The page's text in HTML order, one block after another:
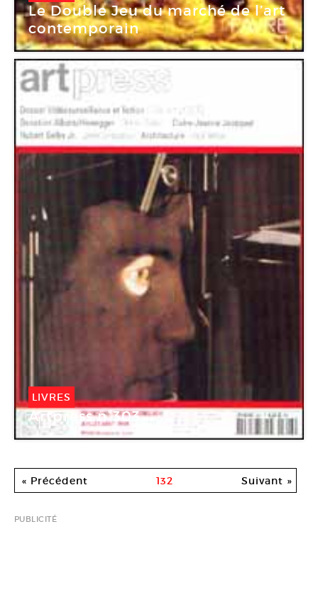
Le Double Jeu du marché de l’art
contemporain
LIVRES
Artpress n°303
« Précédent 132 Suivant »
PUBLICITÉ